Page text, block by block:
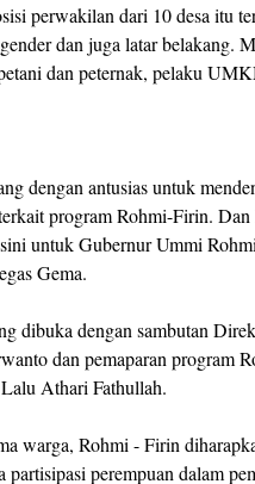
perwakilan dari 10 desa itu
dan juga latar belakang.
dan peternak, pelaku
dengan antusias untuk
program Rohmi-Firin. Dan
untuk Gubernur Ummi
Gema.
dibuka dengan sambutan
dan pemaparan program
Athari Fathullah.
warga, Rohmi - Firin
partisipasi perempuan dalam